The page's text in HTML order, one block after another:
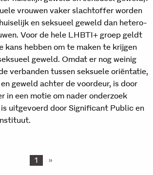
vrouwen vaker slachtoffer worden
en seksueel geweld dan hetero-
Voor de hele LHBTI+ groep geldt
kans hebben om te maken te krijgen
geweld. Omdat er nog weinig
verbanden tussen seksuele oriëntatie,
geweld achter de voordeur, is door
in een motie om nader onderzoek
uitgevoerd door Significant Public en
1 »